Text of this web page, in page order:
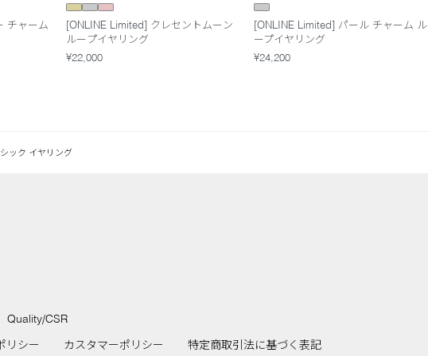
チャーム
[ONLINE Limited] クレセントムーン
ループイヤリング
¥22,000
[ONLINE Limited] パール チャーム ル
ープイヤリング
¥24,200
ック イヤリング
Quality/CSR
リシー カスタマーポリシー 特定商取引法に基づく表記